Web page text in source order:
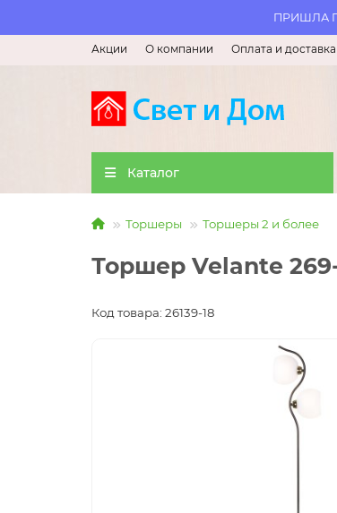
ПРИШЛА
Акции О компании Оплата и доставка
Каталог
Торшеры Торшеры 2 и более
Торшер Velante
Код товара: 26139-18